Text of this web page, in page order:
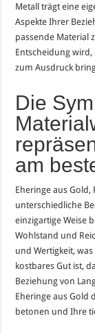
Metall trägt eine
Aspekte Ihrer
passende Material
Entscheidung
zum Ausdruck
Die
am
Eheringe aus
unterschiedliche
einzigartige Weise
Wohlstand und
und Wertigkeit,
kostbares Gut ist,
Beziehung von
Eheringe aus Gold
betonen und Ihre